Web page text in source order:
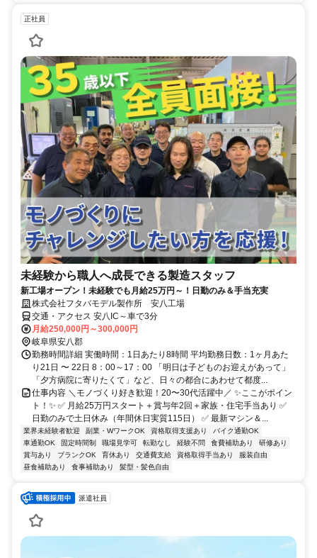
正社員
未経験から職人へ成長できる製造スタッフ
新工場オープン！未経験でも月給25万円～！日勤のみ＆手当充実
株式会社フタバモデル製作所 安八工場
交通・アクセス 安八IC～車で3分
月給250,000円～300,000円
岐阜県安八郡
勤務時間詳細 実働時間：1日あたり8時間 平均勤務日数：1ヶ月あた
り21日 〜 22日 8：00～17：00 「明日は子どものお迎えがあって」
「夕方病院に寄りたくて」など、日々の都合にあわせて都度...
仕事内容 ＼モノづくり好き歓迎！20〜30代活躍中／ ✨ここがポイン
ト！✨ ✅ 月給25万円スタート＋賞与年2回＋家族・住宅手当あり ✅
日勤のみで土日休み（年間休日実質115日） ✅ 最新マシン＆...
業界未経験者歓迎 副業・WワークOK 資格取得支援あり
バイク通勤OK
車通勤OK
固定時間制 職場見学可 転勤なし 経験不問 食費補助あり
研修あり
賞与あり
ブランクOK 育休あり 交通費支給 資格取得手当あり
服装自由
昼食補助あり
食事補助あり 髪型・髪色自由
派遣社員